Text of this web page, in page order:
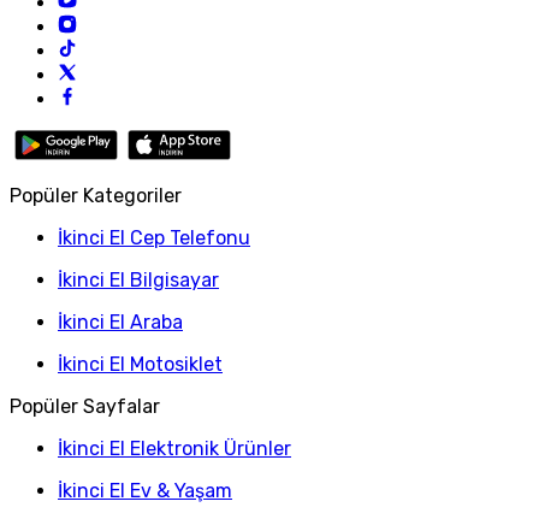
Popüler Kategoriler
İkinci El Cep Telefonu
İkinci El Bilgisayar
İkinci El Araba
İkinci El Motosiklet
Popüler Sayfalar
İkinci El Elektronik Ürünler
İkinci El Ev & Yaşam